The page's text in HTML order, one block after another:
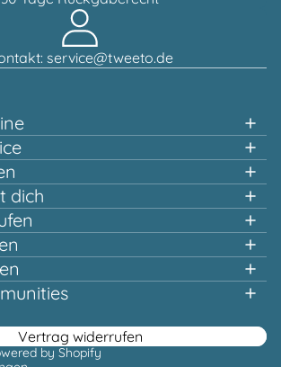
service@tweeto.de
Beratung unter:
- 12:00 Uhr
dich
€ versandtkostenfrei*
und zertifiziert!
Vertrag widerrufen
by Shopify